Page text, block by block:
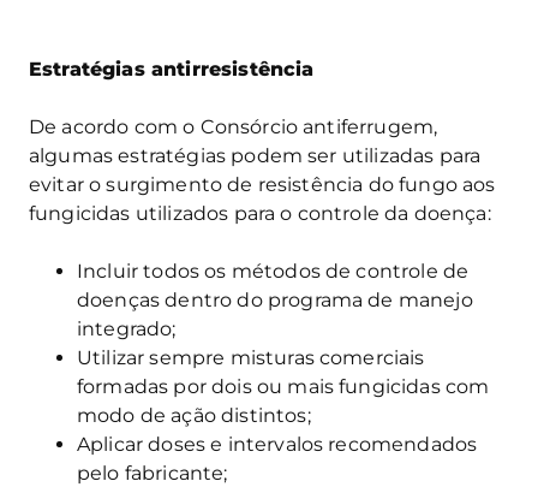
Estratégias antirresistência
De acordo com o Consórcio antiferrugem,
algumas estratégias podem ser utilizadas para
evitar o surgimento de resistência do fungo aos
fungicidas utilizados para o controle da doença:
Incluir todos os métodos de controle de
doenças dentro do programa de manejo
integrado;
Utilizar sempre misturas comerciais
formadas por dois ou mais fungicidas com
modo de ação distintos;
Aplicar doses e intervalos recomendados
pelo fabricante;